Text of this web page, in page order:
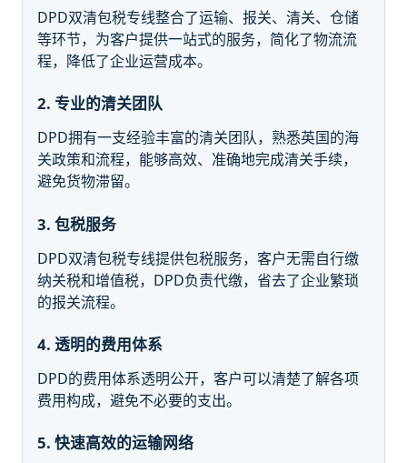
DPD双清包税专线整合了运输、报关、清关、仓储
等环节，为客户提供一站式的服务，简化了物流流
程，降低了企业运营成本。
2. 专业的清关团队
DPD拥有一支经验丰富的清关团队，熟悉英国的海
关政策和流程，能够高效、准确地完成清关手续，
避免货物滞留。
3. 包税服务
DPD双清包税专线提供包税服务，客户无需自行缴
纳关税和增值税，DPD负责代缴，省去了企业繁琐
的报关流程。
4. 透明的费用体系
DPD的费用体系透明公开，客户可以清楚了解各项
费用构成，避免不必要的支出。
5. 快速高效的运输网络